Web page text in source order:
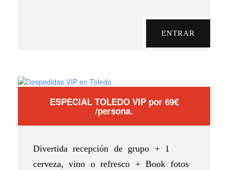
ENTRAR
ESPECIAL TOLEDO VIP por 69€
/persona.
Divertida recepción de grupo + 1
cerveza, vino o refresco + Book fotos